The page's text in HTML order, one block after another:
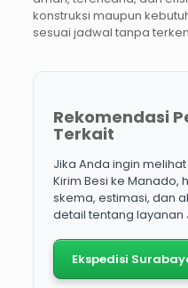
konstruksi maupun
sesuai jadwal tanpa
Rekomendasi
Terkait
Jika Anda ingin
Kirim Besi ke Manado,
skema, estimasi, dan
detail tentang layanan
Ekspedisi